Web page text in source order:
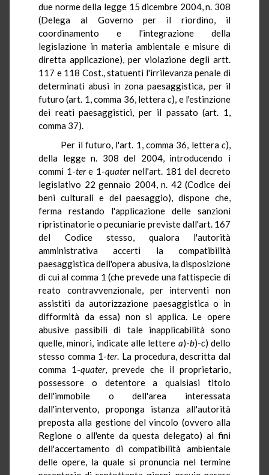
due norme della legge 15 dicembre 2004, n. 308
(Delega al Governo per il riordino, il
coordinamento e l'integrazione della
legislazione in materia ambientale e misure di
diretta applicazione), per violazione degli artt.
117 e 118 Cost., statuenti l'irrilevanza penale di
determinati abusi in zona paesaggistica, per il
futuro (art. 1, comma 36, letterac), e l'estinzione
dei reati paesaggistici, per il passato (art. 1,
comma 37).
Per il futuro, l'art. 1, comma 36, lettera c),
della legge n. 308 del 2004, introducendo i
commi 1-tere 1-quaternell'art. 181 del decreto
legislativo 22 gennaio 2004, n. 42 (Codice dei
beni culturali e del paesaggio), dispone che,
ferma restando l'applicazione delle sanzioni
ripristinatorie o pecuniarie previste dall'art. 167
del Codice stesso, qualora l'autorità
amministrativa accerti la compatibilità
paesaggistica dell'opera abusiva, la disposizione
di cui al comma 1 (che prevede una fattispecie di
reato contravvenzionale, per interventi non
assistiti da autorizzazione paesaggistica o in
difformità da essa) non si applica. Le opere
abusive passibili di tale inapplicabilità sono
quelle, minori, indicate alle lettere a)-b)-c) dello
stesso comma 1-ter. La procedura, descritta dal
comma 1-quater, prevede che il proprietario,
possessore o detentore a qualsiasi titolo
dell'immobile o dell'area interessata
dall'intervento, proponga istanza all'autorità
preposta alla gestione del vincolo (ovvero alla
Regione o all'ente da questa delegato) ai fini
dell'accertamento di compatibilità ambientale
delle opere, la quale si pronuncia nel termine